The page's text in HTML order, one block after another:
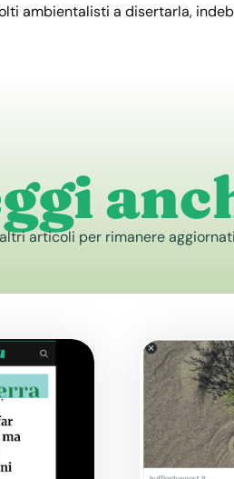
ambientalisti a disertarla,
altri articoli per rimanere aggiornati